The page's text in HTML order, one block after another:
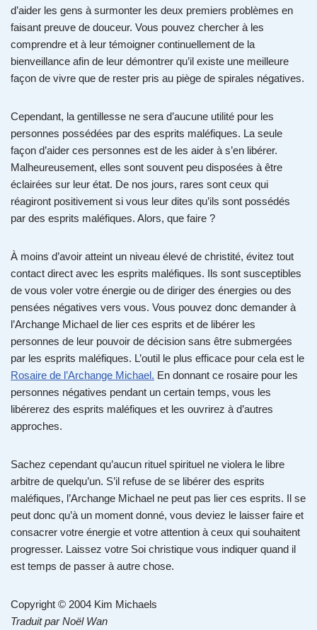
d’aider les gens à surmonter les deux premiers problèmes en
faisant preuve de douceur. Vous pouvez chercher à les
comprendre et à leur témoigner continuellement de la
bienveillance afin de leur démontrer qu’il existe une meilleure
façon de vivre que de rester pris au piège de spirales négatives.
Cependant, la gentillesse ne sera d’aucune utilité pour les
personnes possédées par des esprits maléfiques. La seule
façon d’aider ces personnes est de les aider à s’en libérer.
Malheureusement, elles sont souvent peu disposées à être
éclairées sur leur état. De nos jours, rares sont ceux qui
réagiront positivement si vous leur dites qu’ils sont possédés
par des esprits maléfiques. Alors, que faire ?
À moins d’avoir atteint un niveau élevé de christité, évitez tout
contact direct avec les esprits maléfiques. Ils sont susceptibles
de vous voler votre énergie ou de diriger des énergies ou des
pensées négatives vers vous. Vous pouvez donc demander à
l’Archange Michael de lier ces esprits et de libérer les
personnes de leur pouvoir de décision sans être submergées
par les esprits maléfiques. L’outil le plus efficace pour cela est le
Rosaire de l’Archange Michael. En donnant ce rosaire pour les
personnes négatives pendant un certain temps, vous les
libérerez des esprits maléfiques et les ouvrirez à d’autres
approches.
Sachez cependant qu’aucun rituel spirituel ne violera le libre
arbitre de quelqu’un. S’il refuse de se libérer des esprits
maléfiques, l’Archange Michael ne peut pas lier ces esprits. Il se
peut donc qu’à un moment donné, vous deviez le laisser faire et
consacrer votre énergie et votre attention à ceux qui souhaitent
progresser. Laissez votre Soi christique vous indiquer quand il
est temps de passer à autre chose.
Copyright © 2004 Kim Michaels
Traduit par Noël Wan